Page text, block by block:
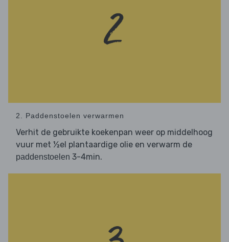
2. Paddenstoelen verwarmen
Verhit de gebruikte koekenpan weer op middelhoog
vuur met ½el plantaardige olie en verwarm de
paddenstoelen 3-4min.